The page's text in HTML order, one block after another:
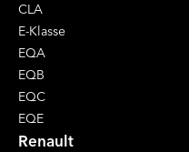
CLA
E-Klasse
EQA
EQB
EQC
EQE
Renault